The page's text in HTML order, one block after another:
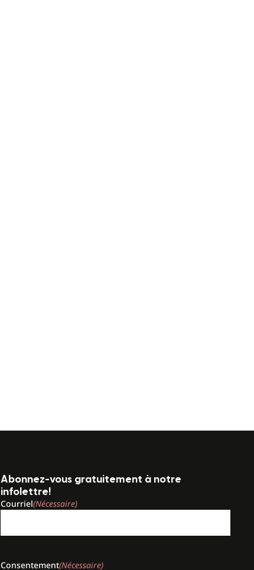
Abonnez-vous gratuitement à notre
infolettre!
Courriel(Nécessaire)
Consentement(Nécessaire)